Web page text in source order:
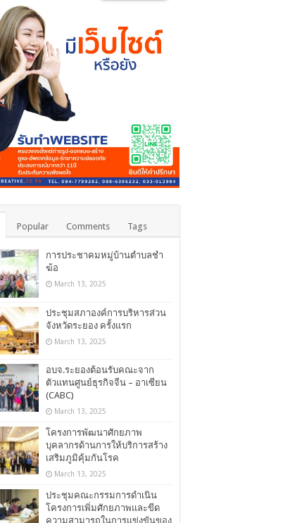
Popular Comments Tags
การประชาคมหมู่บ้านตำบลชำ
ฆ้อ
March 13, 2025
ประชุมสภาองค์การบริหารส่วน
จังหวัดระยอง ครั้งแรก
March 13, 2025
อบจ.ระยองต้อนรับคณะจาก
ตัวแทนศูนย์ธุรกิจจีน – อาเซียน
(CABC)
March 13, 2025
โครงการพัฒนาศักยภาพ
บุคลากรด้านการให้บริการสร้าง
เสริมภูมิคุ้มกันโรค
March 13, 2025
ประชุมคณะกรรมการดำเนิน
โครงการเพิ่มศักยภาพและขีด
ความสามารถในการแข่งขันของ